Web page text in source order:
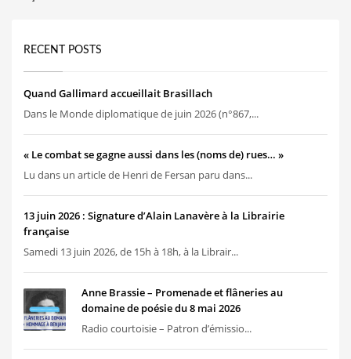
RECENT POSTS
Quand Gallimard accueillait Brasillach
Dans le Monde diplomatique de juin 2026 (n°867,...
« Le combat se gagne aussi dans les (noms de) rues… »
Lu dans un article de Henri de Fersan paru dans...
13 juin 2026 : Signature d’Alain Lanavère à la Librairie
française
Samedi 13 juin 2026, de 15h à 18h, à la Librair...
Anne Brassie – Promenade et flâneries au
domaine de poésie du 8 mai 2026
Radio courtoisie – Patron d’émissio...